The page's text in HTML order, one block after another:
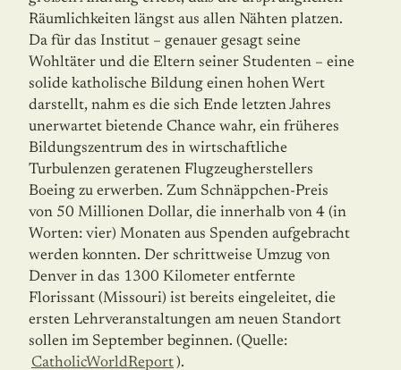
Räumlichkeiten längst aus allen Nähten platzen.
Da für das Institut – genauer gesagt seine
Wohltäter und die Eltern seiner Studenten – eine
solide katholische Bildung einen hohen Wert
darstellt, nahm es die sich Ende letzten Jahres
unerwartet bietende Chance wahr, ein früheres
Bildungszentrum des in wirtschaftliche
Turbulenzen geratenen Flugzeugherstellers
Boeing zu erwerben. Zum Schnäppchen-Preis
von 50 Millionen Dollar, die innerhalb von 4 (in
Worten: vier) Monaten aus Spenden aufgebracht
werden konnten. Der schrittweise Umzug von
Denver in das 1300 Kilometer entfernte
Florissant (Missouri) ist bereits eingeleitet, die
ersten Lehrveranstaltungen am neuen Standort
sollen im September beginnen. (Quelle:
CatholicWorldReport ).